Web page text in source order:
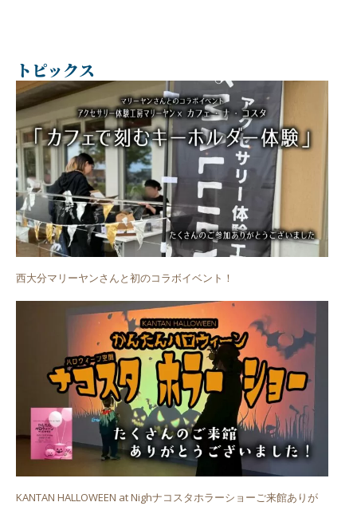
トピックス
西大分マリーヤンさんと初のコラボイベント！
KANTAN HALLOWEEN at Nighナコスタホラーショーご来館ありが